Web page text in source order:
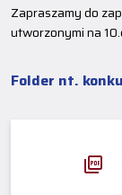
Zapraszamy do
utworzonymi na
Folder nt.